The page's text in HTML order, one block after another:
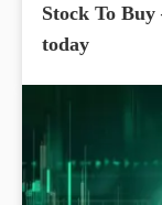
Stock To
today